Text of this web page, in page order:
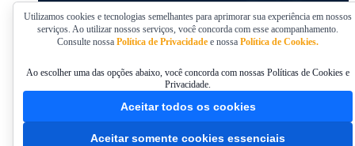
Utilizamos cookies e tecnologias semelhantes para aprimorar sua experiência em nossos
serviços. Ao utilizar nossos serviços, você concorda com esse acompanhamento.
Consulte nossa Política de Privacidade e nossa Política de Cookies.
Ao escolher uma das opções abaixo, você concorda com nossas Políticas de Cookies e
Privacidade.
Aceitar todos os cookies
Aceitar somente cookies essenciais